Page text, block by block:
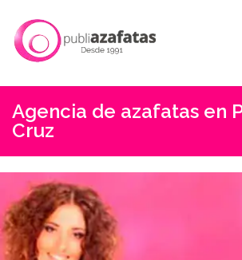
Agencia de azafatas en
Cruz